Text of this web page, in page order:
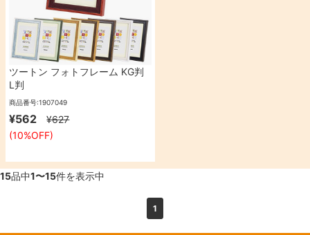
ツートン フォトフレーム KG判
L判
商品番号:1907049
¥562
¥627
(10%OFF)
15品中1〜15件を表示中
1